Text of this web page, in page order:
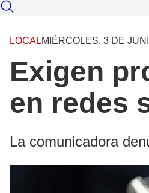
LOCALMIÉRCOLES, 3 DE
Exigen
en redes
La comunicadora